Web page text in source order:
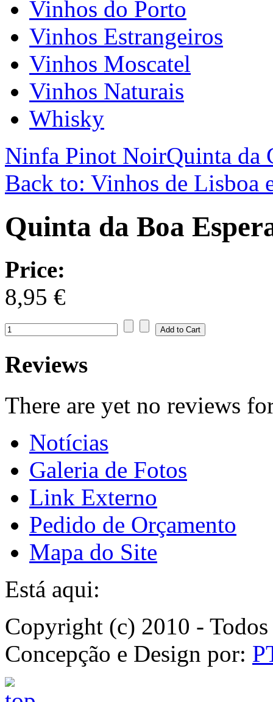
Vinhos do Porto
Vinhos Estrangeiros
Vinhos Moscatel
Vinhos Naturais
Whisky
Ninfa Pinot NoirQuinta da
Back to: Vinhos de Lisboa
Quinta da Boa
Price:
8,95 €
Reviews
There are yet no reviews
Notícias
Galeria de Fotos
Link Externo
Pedido de Orçamento
Mapa do Site
Está aqui:
Copyright (c) 2010 -
Concepção e Design por: